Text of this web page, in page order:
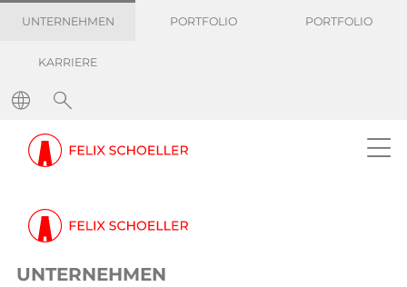
UNTERNEHMEN PORTFOLIO PORTFOLIO
KARRIERE
UNTERNEHMEN